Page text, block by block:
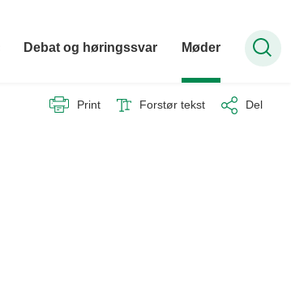
Debat og høringssvar Møder
Print Forstør tekst Del